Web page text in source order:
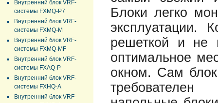
Внутренний блок VRF-
системы FXMQ-P7
Внутренний блок VRF-
системы FXMQ-M
Внутренний блок VRF-
системы FXMQ-MF
Внутренний блок VRF-
системы FXAQ-P
Внутренний блок VRF-
системы FXHQ-A
Внутренний блок VRF-
Блоки легко
эксплуатации.
решеткой и не
оптимальное
окном. Сам